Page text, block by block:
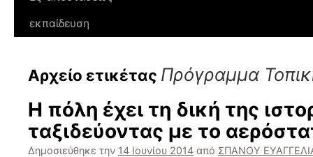
εκπαίδευση
Αρχείο ετικέτας Πρόγραμμα
Η πόλη έχει τη δική της
ταξιδεύοντας με το
Δημοσιεύθηκε την 14 Ιουνίου 2014 από ΣΠΑΝΟΥ